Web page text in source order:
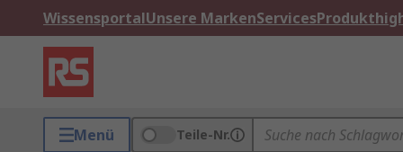
WissensportalUnsere MarkenServices
Menü Teile-Nr.